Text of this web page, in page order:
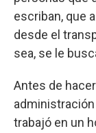
escriban, que
desde el
sea, se le
Antes de
trabajó en un